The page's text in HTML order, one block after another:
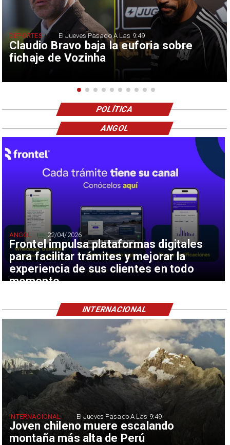
Claudio Bravo baja la euforia sobre
fichaje de Vozinha
DEPORTES El Jueves Pasado A Las 9:49
POLÍTICA
Frontel impulsa plataformas digitales
para facilitar trámites y mejorar la
experiencia de sus clientes en todo
momento
ANGOL 22/04/2026
ANGOL
Joven chileno muere escalando
montaña más alta de Perú
INTERNACIONAL El Jueves Pasado A Las 9:49
INTERNACIONAL